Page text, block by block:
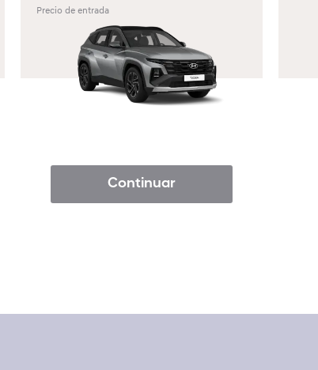
TUCSON GASOLINA
TUCSON HÍBRIDA
Precio de entrada
Continuar